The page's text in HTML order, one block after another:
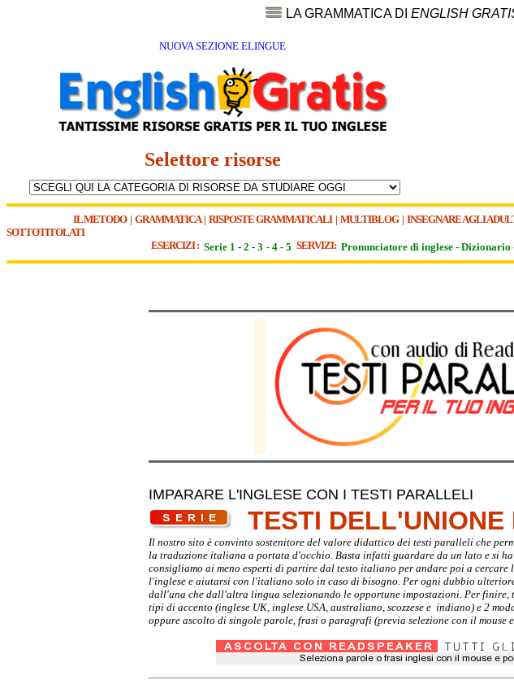
LA GRAMMATICA DI ENGLISH
NUOVA SEZIONE ELINGUE
Selettore risorse
IL METODO| GRAMMATICA| RISPOSTE GRAMMATICALI| MULTIBLOG| INSEGNARE AGLI
SOTTOTITOLATI
ESERCIZI : Serie 1 - 2 - 3 - 4 - 5 SERVIZI: Pronunciatore di inglese - Dizionario
IMPARARE L'INGLESE CON I TESTI PARALLELI
TESTI DELL'UNIONE
Il nostro sito è convinto sostenitore del valore didattico dei testi paralleli che
la traduzione italiana a portata d'occhio. Basta infatti guardare da un lato e si
consigliamo ai meno esperti di partire dal testo italiano per andare poi a
l'inglese e aiutarsi con l'italiano solo in caso di bisogno. Per ogni dubbio
dall'una che dall'altra lingua selezionando le opportune impostazioni. Per finire,
tipi di accento (inglese UK, inglese USA, australiano, scozzese e indiano) e 2
oppure ascolto di singole parole, frasi o paragrafi (previa selezione con il